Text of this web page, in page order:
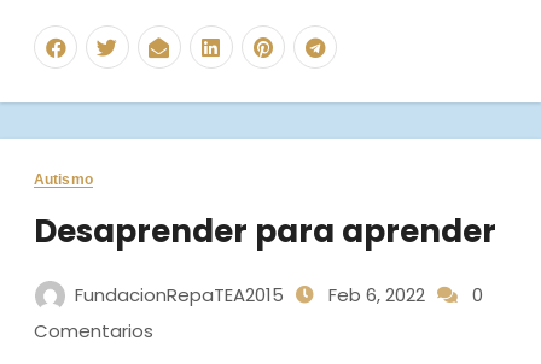
Autismo
Desaprender para aprender
FundacionRepaTEA2015 Feb 6, 2022
0
Comentarios